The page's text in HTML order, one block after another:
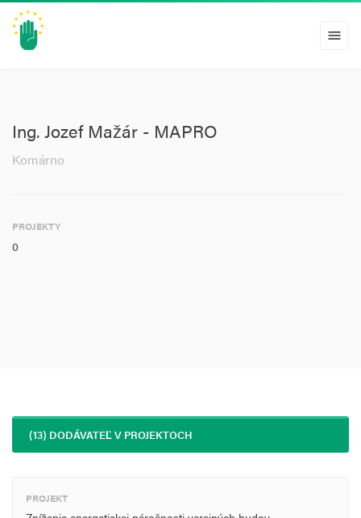
menu
Ing. Jozef Mažár - MAPRO
Komárno
PROJEKTY
0
(13) DODÁVATEĽ V PROJEKTOCH
PROJEKT